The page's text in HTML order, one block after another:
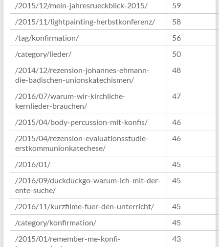
/2015/12/mein-jahresrueckblick-2015/
59
/2015/11/lightpainting-herbstkonferenz/
58
/tag/konfirmation/
56
/category/lieder/
50
/2014/12/rezension-johannes-ehmann-
die-badischen-unionskatechismen/
48
/2016/07/warum-wir-kirchliche-
kernlieder-brauchen/
47
/2015/04/body-percussion-mit-konfis/
46
/2015/04/rezension-evaluationsstudie-
erstkommunionkatechese/
46
/2016/01/
45
/2016/09/duckduckgo-warum-ich-mit-der-
ente-suche/
45
/2016/11/kurzfilme-fuer-den-unterricht/
45
/category/konfirmation/
45
/2015/01/remember-me-konfi-
43